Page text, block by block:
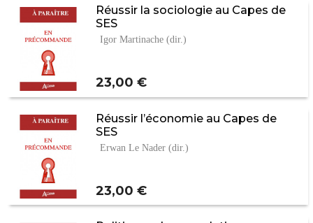
Réussir la sociologie au Capes de
SES
Igor Martinache (dir.)
Prix
23,00 €
Réussir l’économie au Capes de
SES
Erwan Le Nader (dir.)
Prix
23,00 €